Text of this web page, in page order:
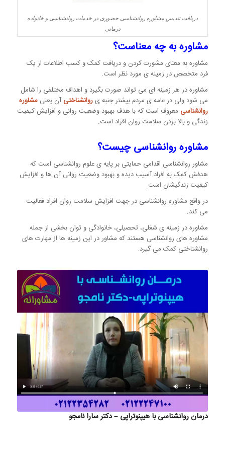
دریافت تندیس مشاوره روانشناسی حضوری در خدمات روانشناسی و خانواده
درمانی
مشاوره به چه معناست؟
مشاوره به معنای مشورت کردن و دریافت کمک و کسب اطلاعات از یک
فرد متخصص در زمینه ی مورد نظر است.
مشاوره در هر زمینه ای می تواند صورت بگیرد و اهداف مختلفی را شامل
می شود ولی در عامه ی مردم بیشتر جنبه یروانشناختی آن یعنی مشاوره
روانشناسی معروف است که با هدف بهبود وضعیت روانی و افزایش کیفیت
زندگی و بالا بردن سلامت روان افراد است.
مشاوره روانشناسی چیست؟
مشاور روانشناسی اقدامی حمایتی بر پایه ی علوم روانشناسی است که
هدفش کمک به افراد آسیب دیده و بهبود وضعیت روانی آن ها و افزایش
کیفیت زندگیشان است.
در واقع مشاوره روانشناسی در جهت افزایش سلامت روان افراد فعالیت
می کند.
مشاوره در زمینه ی شغلی، تحصیلی، خانوادگی و توان بخشی از جمله
مشاوره های روانشناسی هستند که مشاور در این زمینه ها از مهارت های
روانشناختی کمک می گیرد.
درمان روانشناسی با هیپنوتراپی – دکتر سارا نامجو